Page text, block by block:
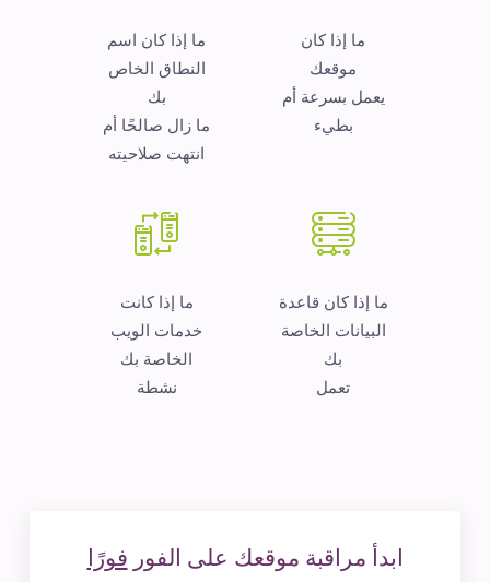
ما إذا كان
موقعك
يعمل بسرعة أم
بطيء
ما إذا كان اسم
النطاق الخاص
بك
ما زال صالحًا أم
انتهت صلاحيته
ما إذا كان قاعدة
البيانات الخاصة
بك
تعمل
ما إذا كانت
خدمات الويب
الخاصة بك
نشطة
ابدأ مراقبة موقعك على الفورفورًا